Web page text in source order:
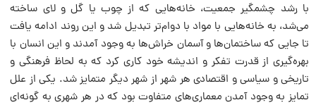
با رشد چشمگیر جمعیت، خانه‌هایی که از چوب یا گل و لای ساخته
می‌شد، به خانه‌هایی با مواد با دوام‌تر تبدیل شد و این روند ادامه یافت
تا جایی که ساختمان‌ها و آسمان خراش‌ها به وجود آمدند و این انسان با
بهره‌گیری از قدرت تفکر و اندیشه خود کاری کرد که به لحاظ فرهنگی و
تاریخی و سیاسی و اقتصادی هر شهر از شهر دیگر متمایز شد. یکی از علل
تمایز به وجود آمدن معماری‌های متفاوت بود که در هر شهری به گونه‌ای